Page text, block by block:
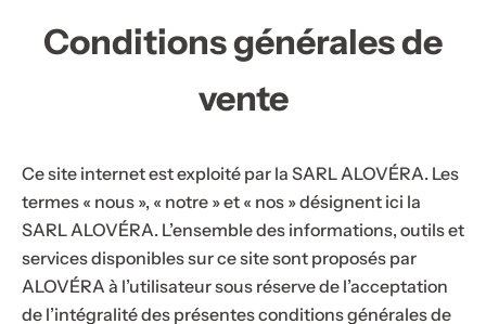
g
à
è
v
r
e
s
,
Conditions générales de
vente
Ce site internet est exploité par la SARL ALOVÉRA. Les
termes « nous », « notre » et « nos » désignent ici la
SARL ALOVÉRA. L’ensemble des informations, outils et
services disponibles sur ce site sont proposés par
ALOVÉRA à l’utilisateur sous réserve de l’acceptation
de l’intégralité des présentes conditions générales de